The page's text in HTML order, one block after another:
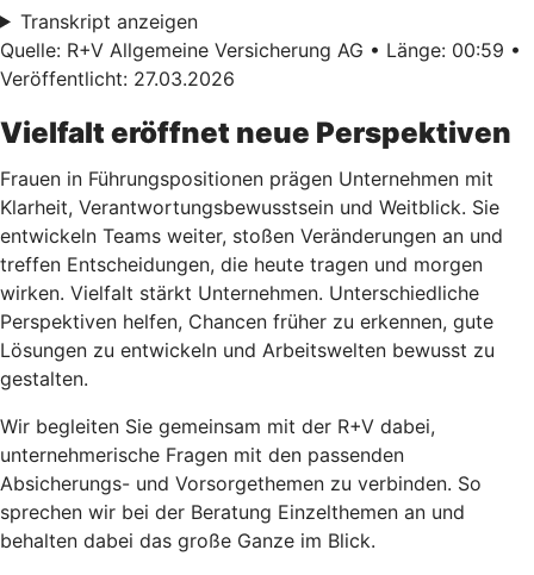
Transkript anzeigen
Quelle: R+V Allgemeine Versicherung AG • Länge: 00:59 •
Veröffentlicht: 27.03.2026
Vielfalt eröffnet neue Perspektiven
Frauen in Führungspositionen prägen Unternehmen mit
Klarheit, Verantwortungsbewusstsein und Weitblick. Sie
entwickeln Teams weiter, stoßen Veränderungen an und
treffen Entscheidungen, die heute tragen und morgen
wirken. Vielfalt stärkt Unternehmen. Unterschiedliche
Perspektiven helfen, Chancen früher zu erkennen, gute
Lösungen zu entwickeln und Arbeitswelten bewusst zu
gestalten.
Wir begleiten Sie gemeinsam mit der R+V dabei,
unternehmerische Fragen mit den passenden
Absicherungs- und Vorsorgethemen zu verbinden. So
sprechen wir bei der Beratung Einzelthemen an und
behalten dabei das große Ganze im Blick.